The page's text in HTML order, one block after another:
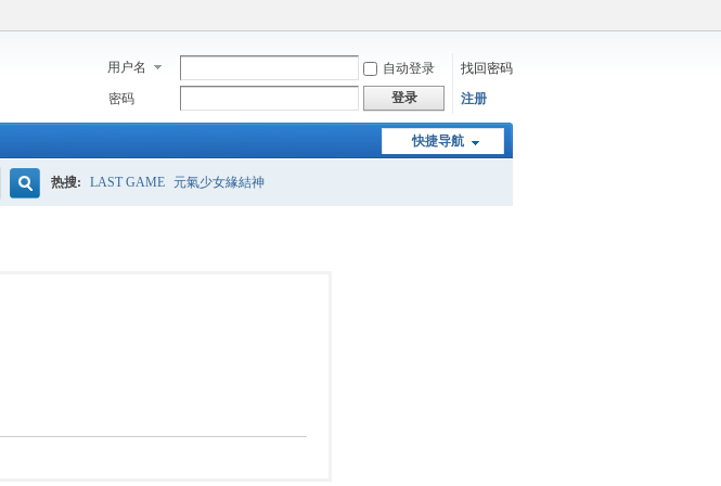
用户名 自动登录
找回密码
密码
登录 注册
快捷导航
热搜: LAST GAME 元氣少女緣結神